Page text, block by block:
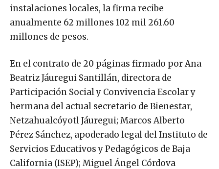
instalaciones locales, la firma recibe
anualmente 62 millones 102 mil 261.60
millones de pesos.
En el contrato de 20 páginas firmado por Ana
Beatriz Jáuregui Santillán, directora de
Participación Social y Convivencia Escolar y
hermana del actual secretario de Bienestar,
Netzahualcóyotl Jáuregui; Marcos Alberto
Pérez Sánchez, apoderado legal del Instituto de
Servicios Educativos y Pedagógicos de Baja
California (ISEP); Miguel Ángel Córdova